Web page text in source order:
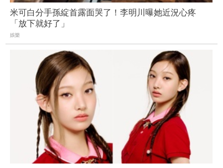
米可白分手孫綻首露面哭了！李明川曝她近況心疼
「放下就好了」
娛樂